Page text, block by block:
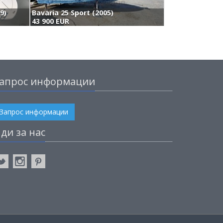
Bavaria 25 Sport (2005)
43 900 EUR
информации
Запрос информации
за нас